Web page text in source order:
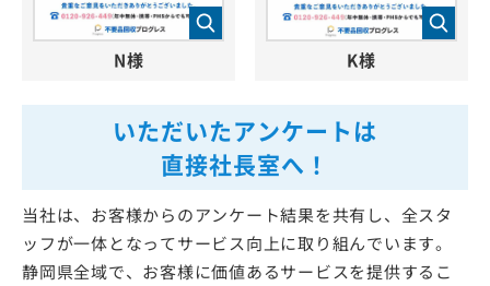
いただいたアンケートは
直接社長室へ！
当社は、お客様からのアンケート結果を共有し、全スタ
ッフが一体となってサービス向上に取り組んでいます。
静岡県全域で、お客様に価値あるサービスを提供するこ
N様 K様